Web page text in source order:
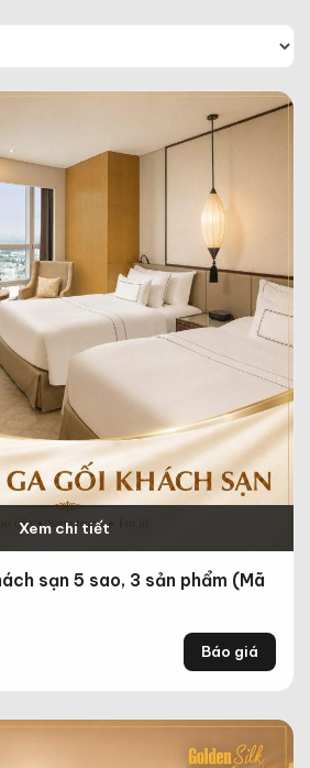
Xem chi tiết
sạn 5 sao, 3 sản phẩm (Mã
Báo giá